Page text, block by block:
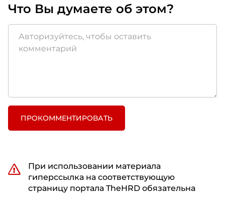
Что Вы думаете об этом?
ПРОКОММЕНТИРОВАТЬ
При использовании материала
гиперссылка на соответствующую
страницу портала TheHRD обязательна